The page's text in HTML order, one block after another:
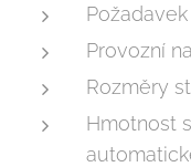
Provozní
Rozměry
Hmotnost